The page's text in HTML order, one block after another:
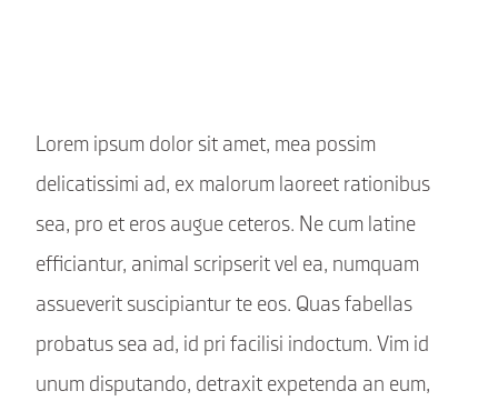
Lorem ipsum dolor sit amet, mea possim
delicatissimi ad, ex malorum laoreet rationibus
sea, pro et eros augue ceteros. Ne cum latine
efficiantur, animal scripserit vel ea, numquam
assueverit suscipiantur te eos. Quas fabellas
probatus sea ad, id pri facilisi indoctum. Vim id
unum disputando, detraxit expetenda an eum,